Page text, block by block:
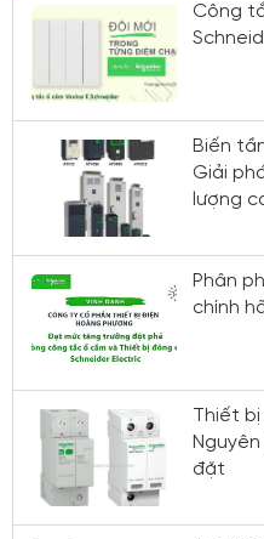
Công
Biến
Giải
lượng
Phân
chính
Thiết
đặt